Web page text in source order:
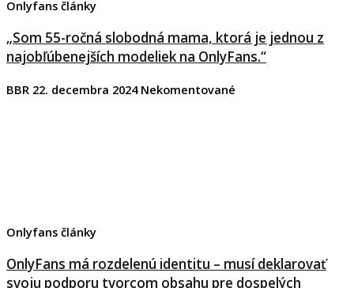
Onlyfans články
„Som 55-ročná slobodná mama, ktorá je jednou z
najobľúbenejších modeliek na OnlyFans.“
BBR 22. decembra 2024 Nekomentované
Onlyfans články
OnlyFans má rozdelenú identitu – musí deklarovať
svoju podporu tvorcom obsahu pre dospelých